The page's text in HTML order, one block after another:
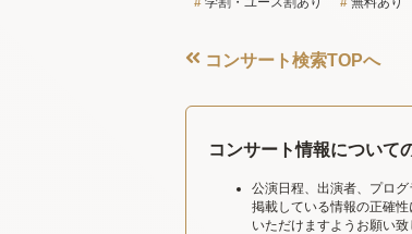
コンサート検索TOPへ
コンサート情報について
公演日程、出演者、プログ
掲載している情報の正確
いただけますようお願い致